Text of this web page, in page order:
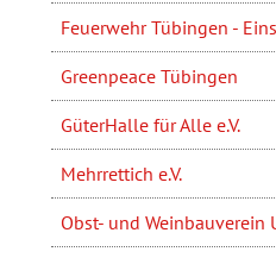
Feuerwehr Tübingen -
Greenpeace Tübingen
GüterHalle für Alle e.V.
Mehrrettich e.V.
Obst- und Weinbauverein